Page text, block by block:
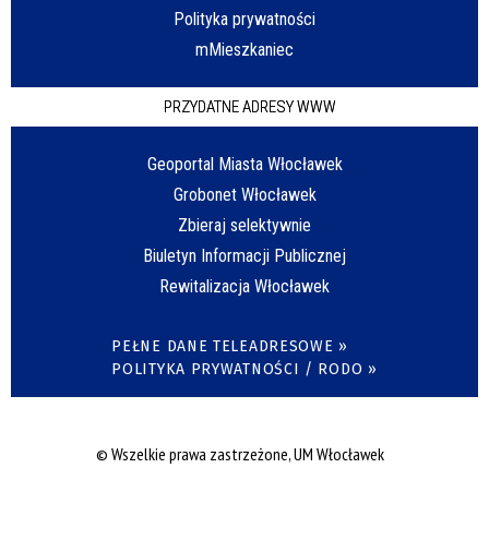
Polityka prywatności
mMieszkaniec
PRZYDATNE ADRESY WWW
Geoportal Miasta Włocławek
Grobonet Włocławek
Zbieraj selektywnie
Biuletyn Informacji Publicznej
Rewitalizacja Włocławek
PEŁNE DANE TELEADRESOWE »
POLITYKA PRYWATNOŚCI / RODO »
© Wszelkie prawa zastrzeżone, UM Włocławek